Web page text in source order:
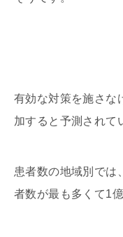
有効な対策を施さな
加すると予測されて
患者数の地域別では
者数が最も多くて1